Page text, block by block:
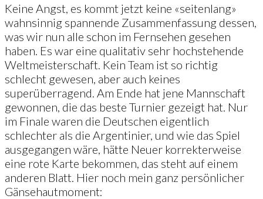
Keine Angst, es kommt jetzt keine «seitenlang»
wahnsinnig spannende Zusammenfassung dessen,
was wir nun alle schon im Fernsehen gesehen
haben. Es war eine qualitativ sehr hochstehende
Weltmeisterschaft. Kein Team ist so richtig
schlecht gewesen, aber auch keines
superüberragend. Am Ende hat jene Mannschaft
gewonnen, die das beste Turnier gezeigt hat. Nur
im Finale waren die Deutschen eigentlich
schlechter als die Argentinier, und wie das Spiel
ausgegangen wäre, hätte Neuer korrekterweise
eine rote Karte bekommen, das steht auf einem
anderen Blatt. Hier noch mein ganz persönlicher
Gänsehautmoment: